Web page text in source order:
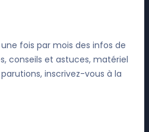
fois par mois des infos de
conseils et astuces, matériel
inscrivez-vous à la